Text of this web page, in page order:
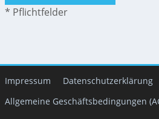
* Pflichtfelder
Impressum
Datenschutzerklärung
Allgemeine Geschäftsbedingungen